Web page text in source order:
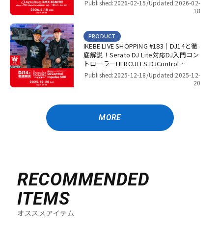
Published:2026-02-15/Updated:2026-02-
18
IKEBE LIVE SHOPPING #183｜DJ14と徹
底解説！Serato DJ Lite対応DJ入門コン
トローラーHERCULES DJControl
Inpulse 500！【presented by パワー
PRODUCT
Published:2025-12-18/Updated:2025-12-
20
MORE
RECOMMENDED
ITEMS
オススメアイテム